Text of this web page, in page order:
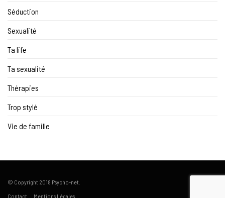
Séduction
Sexualité
Ta life
Ta sexualité
Thérapies
Trop stylé
Vie de famille
© Copyright 2018 Psycho-net.
Contact
Mentions Légales